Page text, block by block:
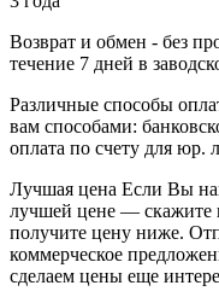
Возврат и обмен - без
течение 7 дней в
Различные способы
вам способами:
оплата по счету для юр.
Лучшая цена Если Вы
лучшей цене — скажите
получите цену ниже.
коммерческое
сделаем цены еще